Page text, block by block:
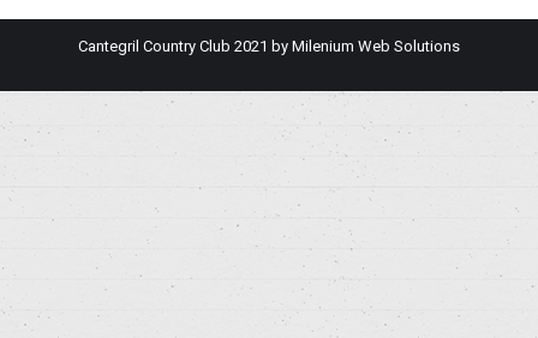
Cantegril Country Club 2021 by Milenium Web Solutions